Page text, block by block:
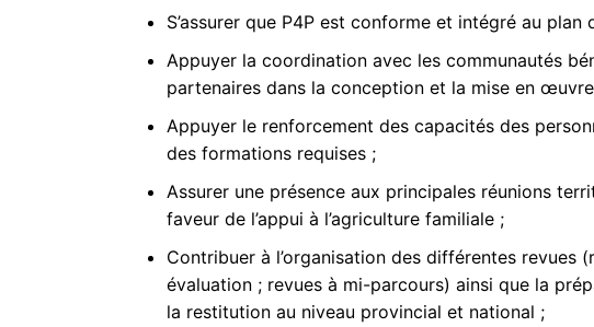
S’assurer que P4P est conforme et intégré au
Appuyer la coordination avec les communautés
partenaires dans la conception et la mise en
Appuyer le renforcement des capacités des
des formations requises ;
Assurer une présence aux principales réunions
faveur de l’appui à l’agriculture familiale ;
Contribuer à l’organisation des différentes revues
évaluation ; revues à mi-parcours) ainsi que la
la restitution au niveau provincial et national ;